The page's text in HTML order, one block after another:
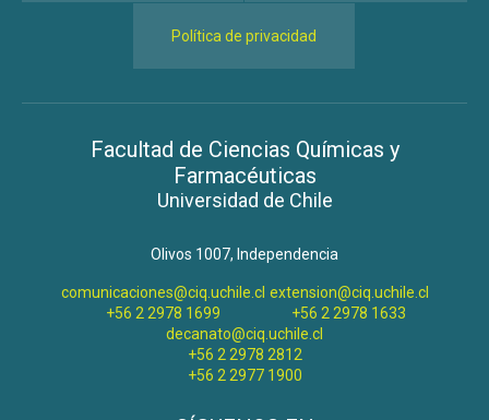
Política de privacidad
Facultad de Ciencias Químicas y
Farmacéuticas
Universidad de Chile
Olivos 1007, Independencia
comunicaciones@ciq.uchile.cl
+56 2 2978 1699
extension@ciq.uchile.cl
+56 2 2978 1633
decanato@ciq.uchile.cl
+56 2 2978 2812
+56 2 2977 1900